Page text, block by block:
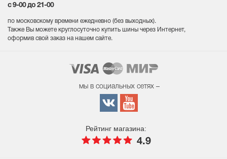
с 9-00 до 21-00
по московскому времени ежедневно (без выходных).
Также Вы можете круглосуточно купить шины через Интернет,
оформив свой заказ на нашем сайте.
мы в социальных сетях –
Рейтинг магазина:
4.9